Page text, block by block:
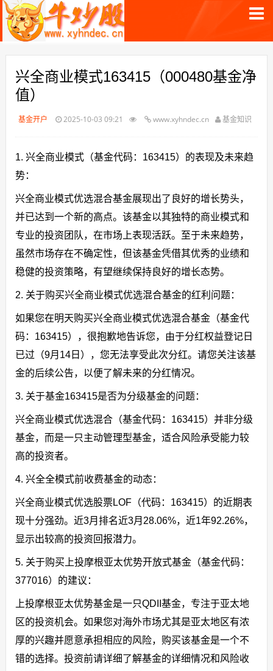
兴全商业模式163415（000480基金净
值）
基金开户 2025-10-03 09:21 www.xyhndec.cn 基金知识
1. 兴全商业模式（基金代码：163415）的表现及未来趋
势：
兴全商业模式优选混合基金展现出了良好的增长势头，
并已达到一个新的高点。该基金以其独特的商业模式和
专业的投资团队，在市场上表现活跃。至于未来趋势，
虽然市场存在不确定性，但该基金凭借其优秀的业绩和
稳健的投资策略，有望继续保持良好的增长态势。
2. 关于购买兴全商业模式优选混合基金的红利问题：
如果您在明天购买兴全商业模式优选混合基金（基金代
码：163415），很抱歉地告诉您，由于分红权益登记日
已过（9月14日），您无法享受此次分红。请您关注该基
金的后续公告，以便了解未来的分红情况。
3. 关于基金163415是否为分级基金的问题：
兴全商业模式优选混合（基金代码：163415）并非分级
基金，而是一只主动管理型基金，适合风险承受能力较
高的投资者。
4. 兴全全模式前收费基金的动态：
兴全商业模式优选股票LOF（代码：163415）的近期表
现十分强劲。近3月排名近3月28.06%，近1年92.26%，
显示出较高的投资回报潜力。
5. 关于购买上投摩根亚太优势开放式基金（基金代码：
377016）的建议：
上投摩根亚太优势基金是一只QDII基金，专注于亚太地
区的投资机会。如果您对海外市场尤其是亚太地区有浓
厚的兴趣并愿意承担相应的风险，购买该基金是一个不
错的选择。投资前请详细了解基金的详细情况和风险收